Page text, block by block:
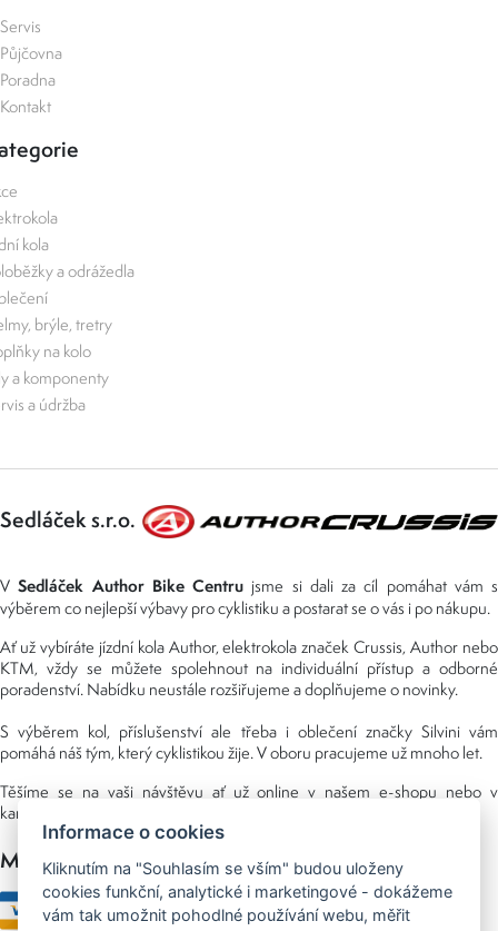
Servis
Půjčovna
Poradna
Kontakt
kola
a odrážedla
brýle, tretry
na kolo
a komponenty
a údržba
Sedláček s.r.o.
VSedláček Author Bike Centru jsme si dali za cíl pomáhat vám s
výběrem co nejlepší výbavy pro cyklistiku a postarat se o vás i po nákupu.
Ať už vybíráte jízdní kola Author, elektrokola značek Crussis, Author nebo
KTM, vždy se můžete spolehnout na individuální přístup a odborné
poradenství. Nabídku neustále rozšiřujeme a doplňujeme o novinky.
S výběrem kol, příslušenství ale třeba i oblečení značky Silvini vám
pomáhá náš tým, který cyklistikou žije. V oboru pracujeme už mnoho let.
Těšíme se na vaši návštěvu ať už online v našem e-shopu nebo v
kamenné prodejně, kterou najdete v NS (nákupní středisko) URAN.
Možnosti platby
Informace o cookies
Kliknutím na "Souhlasím se vším" budou uloženy
cookies funkční, analytické i marketingové - dokážeme
vám tak umožnit pohodlné používání webu, měřit